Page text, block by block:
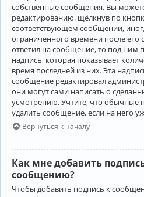
собственные сообщения. Вы
редактированию, щёлкнув по
соответствующем сообщении,
ограниченного времени после его
ответил на сообщение, то под ним
надпись, которая показывает
время последней из них. Эта
сообщение редактировал
они могут сами написать о
усмотрению. Учтите, что обычные
удалить сообщение, если на него
Вернуться к началу
Как мне добавить
сообщению?
Чтобы добавить подпись к